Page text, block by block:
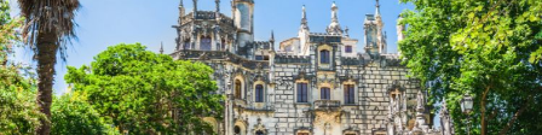
PORTUGAL
REINO UNIDO
TURQUÍA